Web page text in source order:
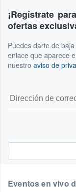
¡Regístrate
ofertas
Puedes darte de
enlace que aparece
nuestro aviso de
Eventos en vivo